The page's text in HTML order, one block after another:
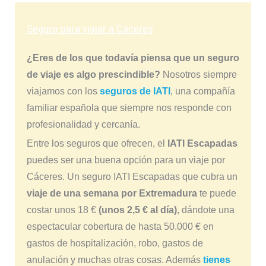
Seguro para viajar a Cáceres
¿Eres de los que todavía piensa que un seguro
de viaje es algo prescindible? Nosotros siempre
viajamos con los seguros de IATI , una compañía
familiar española que siempre nos responde con
profesionalidad y cercanía.
Entre los seguros que ofrecen, el
IATI Escapadas
puedes ser una buena opción para un viaje por
Cáceres. Un seguro IATI Escapadas que cubra un
viaje de una semana por Extremadurate puede
costar unos 18 € (unos 2,5 € al día), dándote una
espectacular cobertura de hasta 50.000 € en
gastos de hospitalización, robo, gastos de
anulación y muchas otras cosas. Además tienes